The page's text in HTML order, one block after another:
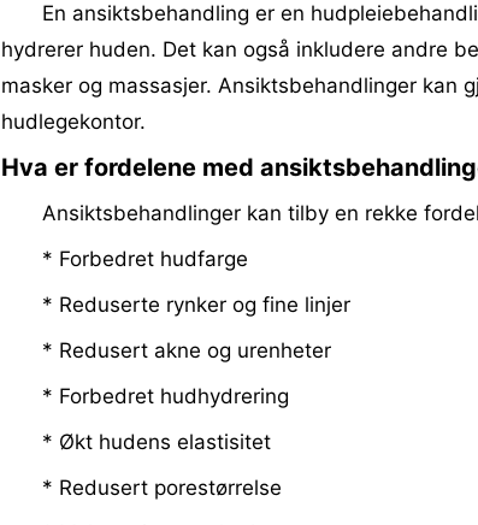
En ansiktsbehandling er en
hydrerer huden. Det kan også inkludere andre
masker og massasjer. Ansiktsbehandlinger kan
hudlegekontor.
Hva er fordelene med
Ansiktsbehandlinger kan tilby en rekke
* Forbedret hudfarge
* Reduserte rynker og fine linjer
* Redusert akne og urenheter
* Forbedret hudhydrering
* Økt hudens elastisitet
* Redusert porestørrelse